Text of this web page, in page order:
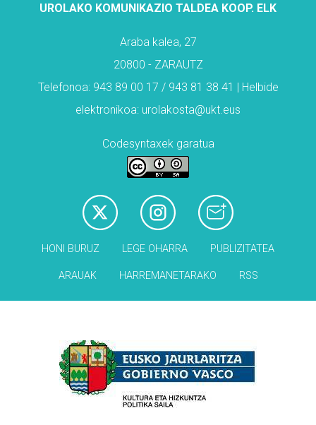
UROLAKO KOMUNIKAZIO TALDEA KOOP. ELK
Araba kalea, 27
20800 - ZARAUTZ
Telefonoa: 943 89 00 17 / 943 81 38 41 | Helbide
elektronikoa: urolakosta@ukt.eus
Codesyntaxek garatua
HONI BURUZ LEGE OHARRA PUBLIZITATEA
ARAUAK HARREMANETARAKO RSS